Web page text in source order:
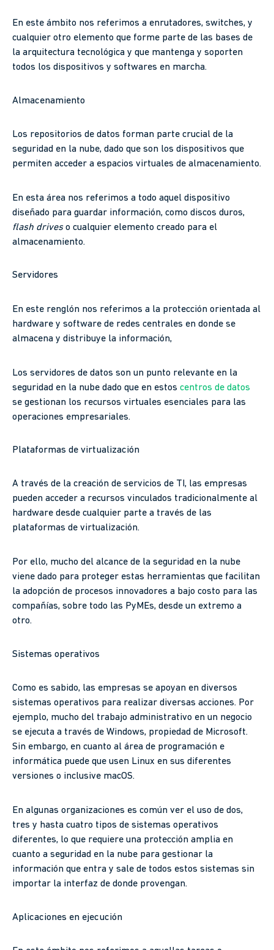
En este ámbito nos referimos a enrutadores, switches, y
cualquier otro elemento que forme parte de las bases de
la arquitectura tecnológica y que mantenga y soporten
todos los dispositivos y softwares en marcha.
Almacenamiento
Los repositorios de datos forman parte crucial de la
seguridad en la nube, dado que son los dispositivos que
permiten acceder a espacios virtuales de almacenamiento.
En esta área nos referimos a todo aquel dispositivo
diseñado para guardar información, como discos duros,
flash driveso cualquier elemento creado para el
almacenamiento.
Servidores
En este renglón nos referimos a la protección orientada al
hardware y software de redes centrales en donde se
almacena y distribuye la información,
Los servidores de datos son un punto relevante en la
seguridad en la nube dado que en estos centros de datos
se gestionan los recursos virtuales esenciales para las
operaciones empresariales.
Plataformas de virtualización
A través de la creación de servicios de TI, las empresas
pueden acceder a recursos vinculados tradicionalmente al
hardware desde cualquier parte a través de las
plataformas de virtualización.
Por ello, mucho del alcance de la seguridad en la nube
viene dado para proteger estas herramientas que facilitan
la adopción de procesos innovadores a bajo costo para las
compañías, sobre todo las PyMEs, desde un extremo a
otro.
Sistemas operativos
Como es sabido, las empresas se apoyan en diversos
sistemas operativos para realizar diversas acciones. Por
ejemplo, mucho del trabajo administrativo en un negocio
se ejecuta a través de Windows, propiedad de Microsoft.
Sin embargo, en cuanto al área de programación e
informática puede que usen Linux en sus diferentes
versiones o inclusive macOS.
En algunas organizaciones es común ver el uso de dos,
tres y hasta cuatro tipos de sistemas operativos
diferentes, lo que requiere una protección amplia en
cuanto a seguridad en la nube para gestionar la
información que entra y sale de todos estos sistemas sin
importar la interfaz de donde provengan.
Aplicaciones en ejecución